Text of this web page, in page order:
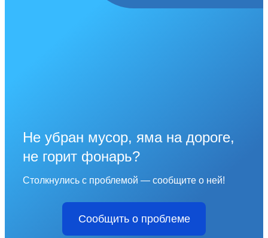
Не убран мусор, яма на дороге,
не горит фонарь?
Столкнулись с проблемой — сообщите о ней!
Сообщить о проблеме